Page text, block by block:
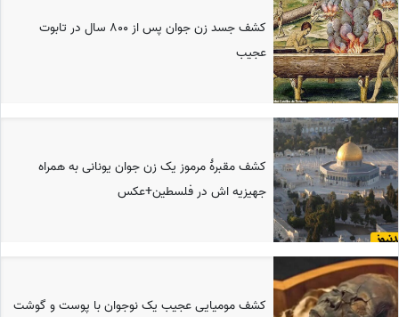
کشف جسد زن جوان پس از ۸۰۰ سال در تابوت
عجیب
کشف مقبرۀ مرموز یک زن جوان یونانی به همراه
جهیزیه اش در فلسطین+عکس
کشف مومیایی عجیب یک نوجوان با پوست و گوشت